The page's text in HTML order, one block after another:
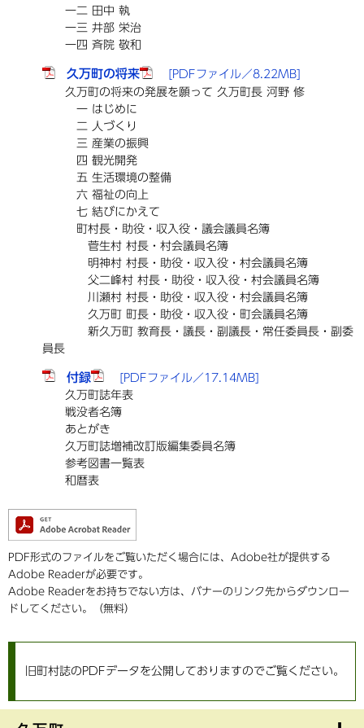
一二 田中 執
一三 井部 栄治
一四 斉院 敬和
久万町の将来
[PDFファイル／8.22MB]
久万町の将来の発展を願って 久万町長 河野 修
一 はじめに
二 人づくり
三 産業の振興
四 観光開発
五 生活環境の整備
六 福祉の向上
七 結びにかえて
町村長・助役・収入役・議会議員名簿
菅生村 村長・村会議員名簿
明神村 村長・助役・収入役・村会議員名簿
父二峰村 村長・助役・収入役・村会議員名簿
川瀬村 村長・助役・収入役・村会議員名簿
久万町 町長・助役・収入役・町会議員名簿
新久万町 教育長・議長・副議長・常任委員長・副委
員長
付録
[PDFファイル／17.14MB]
久万町誌年表
戦没者名簿
あとがき
久万町誌増補改訂版編集委員名簿
参考図書一覧表
和暦表
PDF形式のファイルをご覧いただく場合には、Adobe社が提供する
Adobe Readerが必要です。
Adobe Readerをお持ちでない方は、バナーのリンク先からダウンロー
ドしてください。（無料）
旧町村誌のPDFデータを公開しておりますのでご覧ください。